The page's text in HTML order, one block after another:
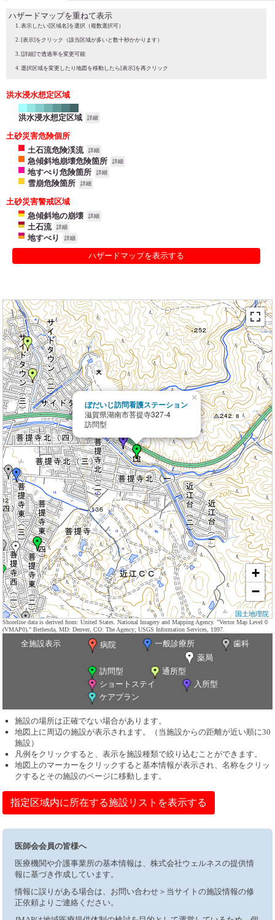
ハザードマップを重ねて表示
表示したい[区域名]を選択（複数選択可）
[表示]をクリック（該当区域が多いと数十秒かかります）
[詳細]で透過率を変更可能
選択区域を変更したり地図を移動したら[表示]を再クリック
洪水浸水想定区域
洪水浸水想定区域 詳細
土砂災害危険個所
土石流危険渓流
詳細
急傾斜地崩壊危険箇所 詳細
地すべり危険箇所 詳細
雪崩危険箇所 詳細
土砂災害警戒区域
急傾斜地の崩壊
詳細
土石流 詳細
地すべり 詳細
ハザードマップを表示する
ぼだいじ訪問看護ステーション
滋賀県湖南市菩提寺327-4
訪問型
×
+
−
国土地理院
Shoreline data is derived from: United States. National Imagery and Mapping Agency. "Vector Map Level 0
(VMAP0)." Bethesda, MD: Denver, CO: The Agency; USGS Information Services, 1997.
全施設表示 病院 一般診療所
歯科
薬局
訪問型
通所型
ショートステイ
入所型
ケアプラン
施設の場所は正確でない場合があります。
地図上に周辺の施設が表示されます。（当施設からの距離が近い順に30
施設）
凡例をクリックすると、表示を施設種類で絞り込むことができます。
地図上のマーカーをクリックすると基本情報が表示され、名称をクリッ
クするとその施設のページに移動します。
指定区域内に所在する施設リストを表示する
医師会会員の皆様へ
医療機関や介護事業所の基本情報は、株式会社ウェルネスの提供情
報に基づき作成しています。
情報に誤りがある場合は、お問い合わせ＞当サイトの施設情報の修
正依頼よりご連絡ください。